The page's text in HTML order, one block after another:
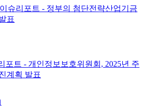
슈리포트 - 정부의 첨단전략산업기금
표
포트 - 개인정보보호위원회, 2025년 주
계획 발표